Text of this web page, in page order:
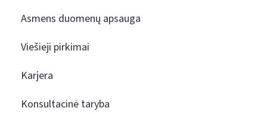
Asmens duomenų apsauga
Viešieji pirkimai
Karjera
Konsultacinė taryba